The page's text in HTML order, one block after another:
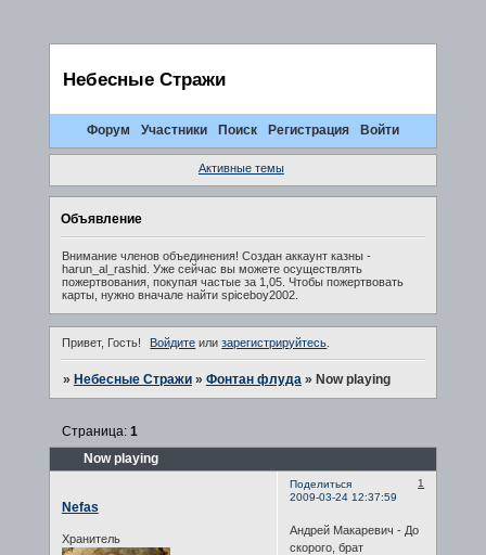
Небесные Стражи
Форум Участники Поиск Регистрация Войти
Активные темы
Объявление
Внимание членов объединения! Создан аккаунт казны -
harun_al_rashid. Уже сейчас вы можете осуществлять
пожертвования, покупая частые за 1,05. Чтобы пожертвовать
карты, нужно вначале найти spiceboy2002.
Привет, Гость! Войдите илизарегистрируйтесь
» Небесные Стражи » Фонтан флуда » Now playing
Now playing
Страница: 1
Поделиться
1
2009-03-24 12:37:59
Nefas
Хранитель
Андрей Макаревич - До
скорого, брат